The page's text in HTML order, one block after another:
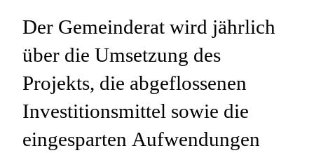
Der Gemeinderat wird jährlich
über die Umsetzung des
Projekts, die abgeflossenen
Investitionsmittel sowie die
eingesparten Aufwendungen